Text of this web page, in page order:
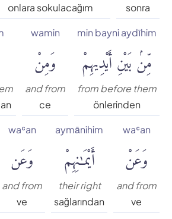
Center
sonra
onlara sokulacağım
min bayni aydīhim
مِّنۢ بَيْنِ أَيْدِيهِمْ
from before them
önlerinden
wamin
وَمِنْ
and from
ce
waʿan
وَعَنْ
and from
ve
aymānihim
أَيْمَٰنِهِمْ
their right
sağlarından
waʿan
وَعَن
and from
ve